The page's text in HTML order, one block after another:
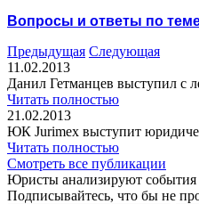
Вопросы и ответы по
Предыдущая Следующая
11.02.2013
Данил Гетманцев выступил с
Читать полностью
21.02.2013
ЮК Jurimex выступит
Читать полностью
Смотреть все публикации
Юристы анализируют
Подписывайтесь, что бы не